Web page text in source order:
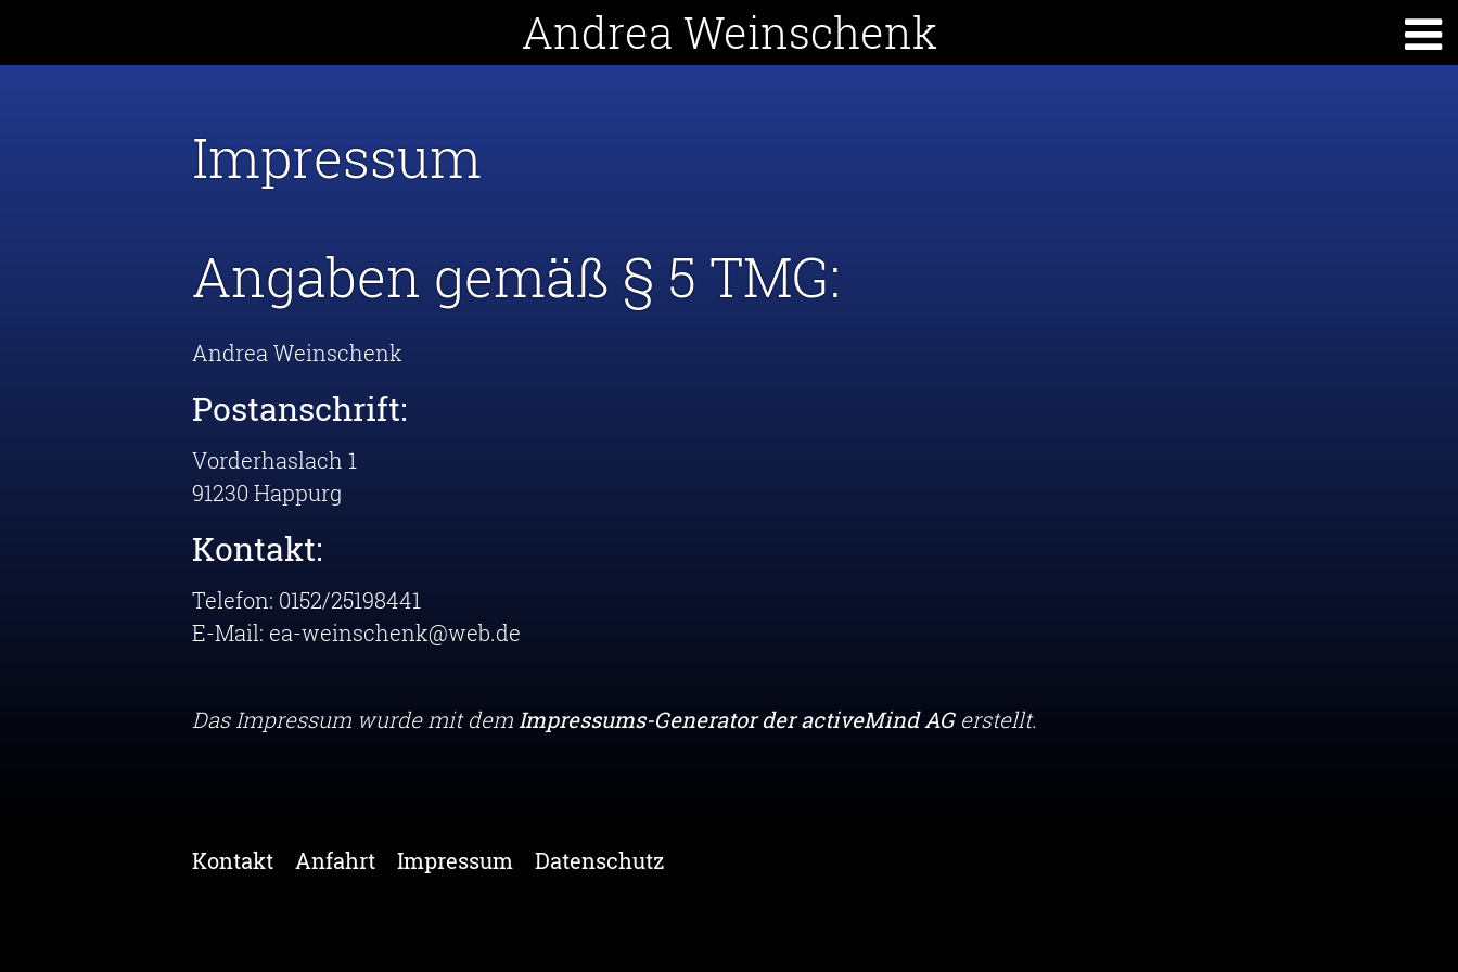
Andrea Weinschenk
Impressum
Angaben gemäß § 5 TMG:
Andrea Weinschenk
Postanschrift:
Vorderhaslach 1
91230 Happurg
Kontakt:
Telefon: 0152/25198441
E-Mail: ea-weinschenk@web.de
Das Impressum wurde mit dem Impressums-Generator der activeMind AGerstellt.
Kontakt Anfahrt Impressum Datenschutz